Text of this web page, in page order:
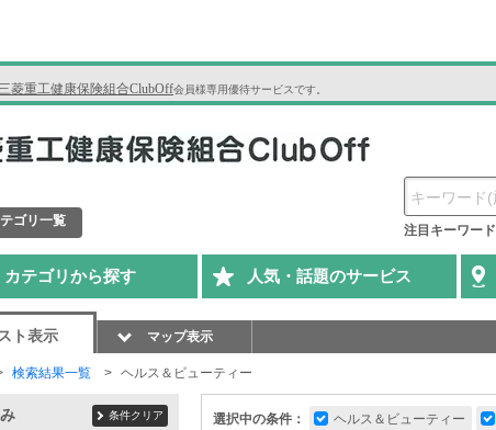
三菱重工健康保険組合ClubOff会員様専用優待サービスです。
ゴリ一覧
注目キーワード
カテゴリから探す 人気・話題のサービス
ト表示 マップ表示
検索結果一覧 ヘルス＆ビューティー
選択中の条件： ヘルス＆ビューティー
条件クリア